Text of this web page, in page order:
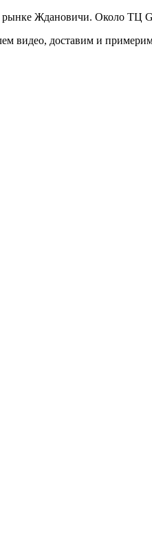
рынке Ждановичи. Около ТЦ
видео, доставим и